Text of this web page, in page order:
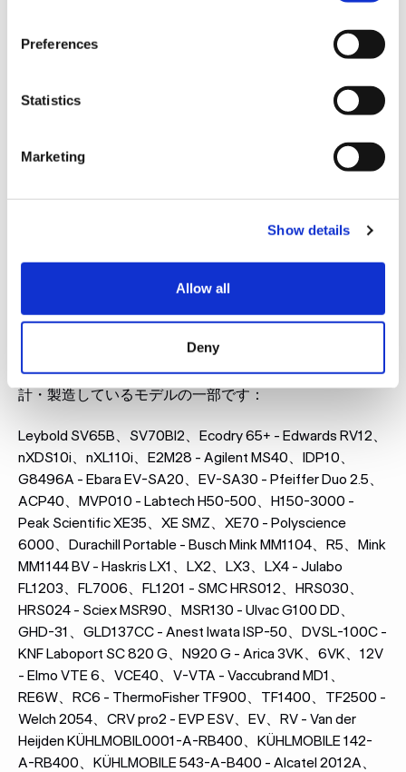
Preferences
Statistics
Marketing
Show details
Allow all
Deny
はじめましょう
ロジェクトに付加価値をもたらす方法につい
ソリューション
以下は、当社が防音エンクロージャーを最も頻繁に設
計・製造しているモデルの一部です：
Leybold SV65B、SV70BI2、Ecodry 65+ - Edwards RV12、
nXDS10i、nXL110i、E2M28 - Agilent MS40、IDP10、
G8496A - Ebara EV-SA20、EV-SA30 - Pfeiffer Duo 2.5、
ACP40、MVP010 - Labtech H50-500、H150-3000 -
Peak Scientific XE35、XE SMZ、XE70 - Polyscience
6000、Durachill Portable - Busch Mink MM1104、R5、Mink
MM1144 BV - Haskris LX1、LX2、LX3、LX4 - Julabo
FL1203、FL7006、FL1201 - SMC HRS012、HRS030、
HRS024 - Sciex MSR90、MSR130 - Ulvac G100 DD、
GHD-31、GLD137CC - Anest Iwata ISP-50、DVSL-100C -
KNF Laboport SC 820 G、N920 G - Arica 3VK、6VK、12V
- Elmo VTE 6、VCE40、V-VTA - Vaccubrand MD1、
RE6W、RC6 - ThermoFisher TF900、TF1400、TF2500 -
Welch 2054、CRV pro2 - EVP ESV、EV、RV - Van der
Heijden KÜHLMOBIL0001-A-RB400、KÜHLMOBILE 142-
A-RB400、KÜHLMOBILE 543-A-B400 - Alcatel 2012A、